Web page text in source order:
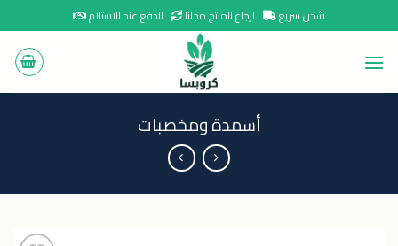
to
content
شحن سريع ارجاع المنتج مجانا الدفع عند الاستلام
أسمدة ومخصبات